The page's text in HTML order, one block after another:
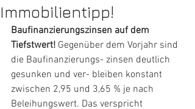
Immobilientipp!
Baufinanzierungszinsen auf dem
Tiefstwert! Gegenüber dem Vorjahr sind
die Baufinanzierungs- zinsen deutlich
gesunken und ver- bleiben konstant
zwischen 2,95 und 3,65 % je nach
Beleihungswert. Das verspricht